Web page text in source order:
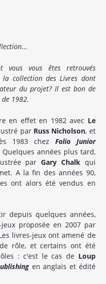
vous vous êtes retrouvés
collection des Livres dont
du projet? Il est bon de
1982.
en effet en 1982 avec Le
par Russ Nicholson, et
1983 chez Folio Junior
Quelques années plus tard,
parGary Chalkqui
A la fin des années 90,
ont alors été vendus en
depuis quelques années,
proposée en 2007 par
livres-jeux ont amené de
rôle, et certains ont été
: c'est le cas de Loup
en anglais et édité